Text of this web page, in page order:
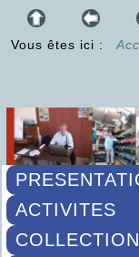
Vous êtes ici :
ACTIVITES